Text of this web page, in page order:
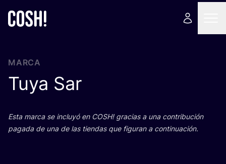
MARCA
Tuya Sar
Esta mar­ca se inclu­yó en COSH! gra­cias a una con­tri­bu­ción
paga­da de una de las tien­das que figu­ran a continuación.